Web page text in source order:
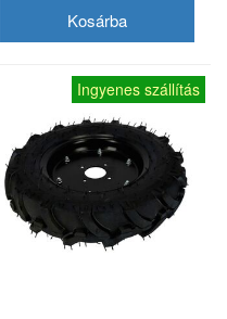
Ingyenes szállítás